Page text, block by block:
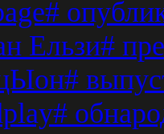
Ельзи#